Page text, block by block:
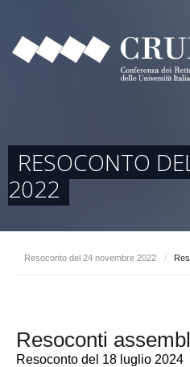
RESOCONTO
2022
Resoconto del 24 novembre 2022 /
Resoconti
Resoconto del 18 luglio 2024